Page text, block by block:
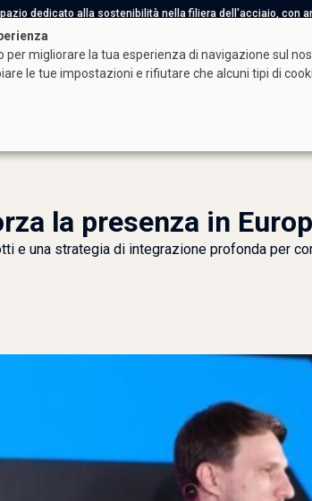
dedicato alla sostenibilità nella filiera dell'acciaio,
la presenza in
e una strategia di integrazione profonda per
per migliorare la tua esperienza di navigazione sul
le tue impostazioni e rifiutare che alcuni tipi di